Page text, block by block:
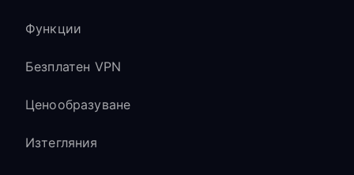
Функции
Безплатен VPN
Ценообразуване
Изтегляния